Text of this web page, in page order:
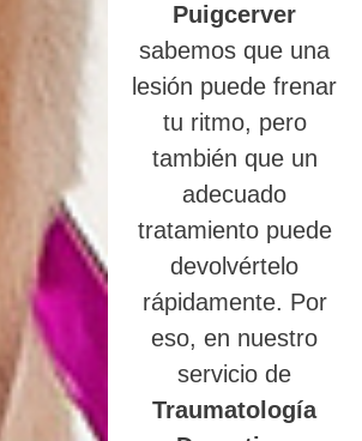
Puigcerver
sabemos que una
lesión puede frenar
tu ritmo, pero
también que un
adecuado
tratamiento puede
devolvértelo
rápidamente. Por
eso, en nuestro
servicio de
Traumatología